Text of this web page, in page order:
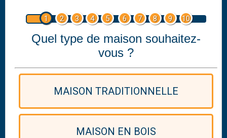
1 2 3 4 5 6 7 8 9 10
Quel type de maison souhaitez-
vous ?
MAISON TRADITIONNELLE
MAISON EN BOIS